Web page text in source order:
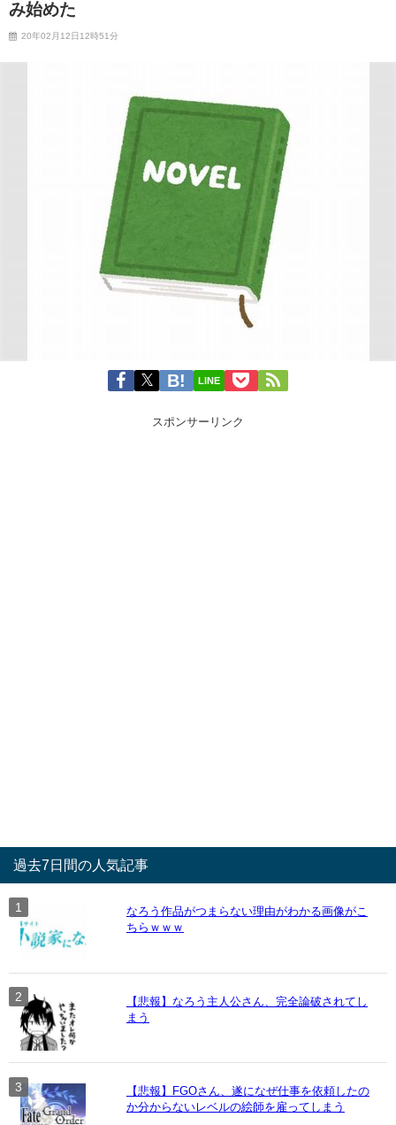
み始めた
20年02月12日12時51分
LINE
スポンサーリンク
過去7日間の人気記事
なろう作品がつまらない理由がわかる画像がこ
ちらｗｗｗ
【悲報】なろう主人公さん、完全論破されてし
まう
【悲報】FGOさん、遂になぜ仕事を依頼したの
か分からないレベルの絵師を雇ってしまう